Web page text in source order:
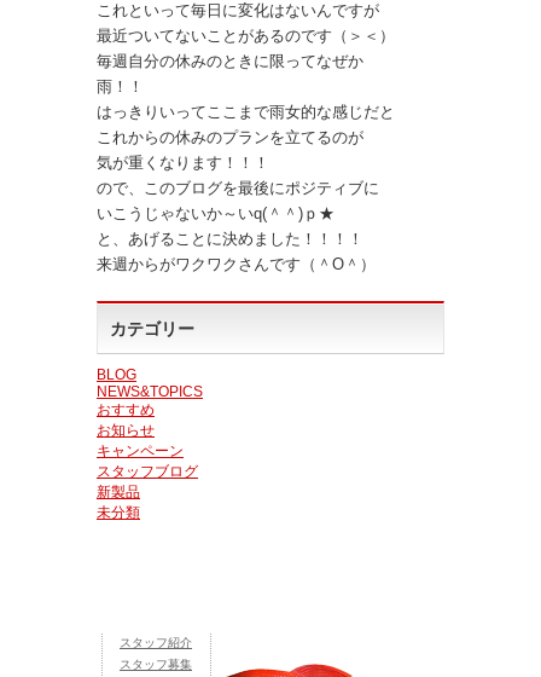
これといって毎日に変化はないんですが
最近ついてないことがあるのです（＞＜）
毎週自分の休みのときに限ってなぜか
雨！！
はっきりいってここまで雨女的な感じだと
これからの休みのプランを立てるのが
気が重くなります！！！
ので、このブログを最後にポジティブに
いこうじゃないか～いq(＾＾)ｐ★
と、あげることに決めました！！！！
来週からがワクワクさんです（＾O＾）
カテゴリー
BLOG
NEWS&TOPICS
おすすめ
お知らせ
キャンペーン
スタッフブログ
新製品
未分類
スタッフ紹介
スタッフ募集